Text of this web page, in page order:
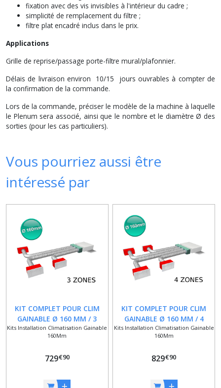
fixation avec des vis invisibles à l'intérieur du cadre ;
simplicité de remplacement du filtre ;
filtre plat encadré inclus dans le prix.
Applications
Grille de reprise/passage porte-filtre mural/plafonnier.
Délais de livraison environ 10/15 jours ouvrables à compter de
la confirmation de la commande.
Lors de la commande, préciser le modèle de la machine à laquelle
le Plenum sera associé, ainsi que le nombre et le diamètre Ø des
sorties (pour les cas particuliers).
Vous pourriez aussi être
intéressé par
KIT COMPLET POUR CLIM
GAINABLE Ø 160 MM / 3
ZONES
Kits Installation Climatisation Gainable
160Mm
729€90
KIT COMPLET POUR CLIM
GAINABLE Ø 160 MM / 4
ZONES
Kits Installation Climatisation Gainable
160Mm
829€90